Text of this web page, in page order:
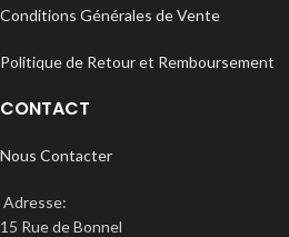
Conditions Générales de Vente
Politique de Retour et Remboursement
CONTACT
Nous Contacter
Adresse:
15 Rue de Bonnel